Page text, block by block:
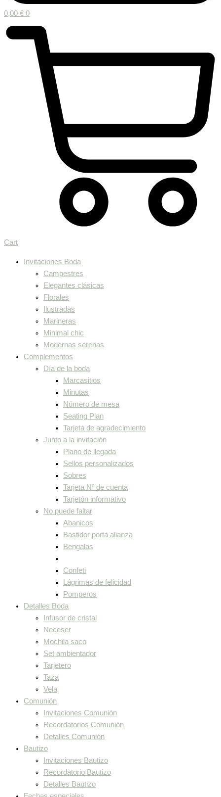
0,00 € 0
Cart
Invitaciones Boda
Campestres
Elegantes clásicas
Florales
Ilustradas
Marineras
Minimal chic
Modernas serenas
Complementos
Día de la boda
Marcasitios
Minutas
Número de mesa
Seating Plan
Tarjeta de agradecimiento
Junto a la invitación
Plano de llegada
Sellos personalizados
Sobres
Tarjeta Nº de cuenta
Tarjetón informativo
No puede faltar
Abanicos
Bastidor porta alianza
Bengalas
Confeti
Lágrimas de felicidad
Pomperos
Detalles Boda
Infusor de cristal
Neceser
Mochila saco
Set ambientador
Tarjetero
Taza
Vela
Comunión
Invitaciones Comunión
Recordatorios Comunión
Detalles Comunión
Bautizo
Invitaciones Bautizo
Recordatorio Bautizo
Detalles Bautizo